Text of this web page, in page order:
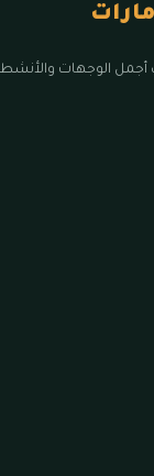
الوجهات والأنشطة